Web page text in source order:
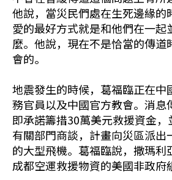
他說，當災民們處在生死邊緣的
愛的最好方式就是和他們在一起
麼。他說，現在不是恰當的傳道
會的。
地震發生的時候，葛福臨正在中
務官員以及中國官方教會。消息
即承諾籌措30萬美元救援資金
有關部門商談，計畫向災區派出
的大型飛機。葛福臨說，撒瑪利
成都空運救援物資的美國非政府